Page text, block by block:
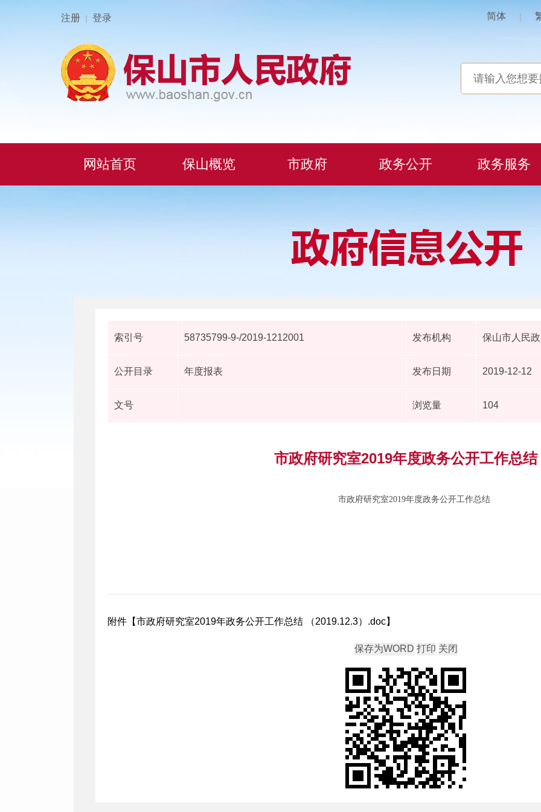
注册 | 登录 简体 |
网站首页 保山概览 市政府 政务公开 政务服务
索引号 58735799-9-/2019-1212001 发布机构 保山市人民
公开目录 年度报表 发布日期 2019-12-12
文号 浏览量 104
市政府研究室2019年度政务公开工作总结
市政府研究室2019年度政务公开工作总结
附件【市政府研究室2019年政务公开工作总结 （2019.12.3）.doc】